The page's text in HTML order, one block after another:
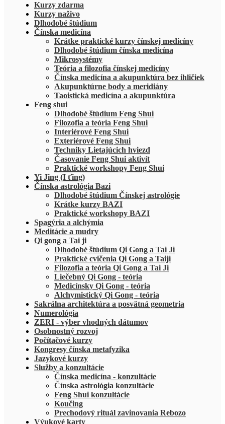
Kurzy zdarma
Kurzy naživo
Dlhodobé štúdium
Čínska medicína
Krátke praktické kurzy čínskej medicíny
Dlhodobé štúdium čínska medicína
Mikrosystémy
Teória a filozofia čínskej medicíny
Čínska medicína a akupunktúra bez ihličiek
Akupunktúrne body a meridiány
Taoistická medicína a akupunktúra
Feng shui
Dlhodobé štúdium Feng Shui
Filozofia a teória Feng Shui
Interiérové Feng Shui
Exteriérové Feng Shui
Techniky Lietajúcich hviezd
Časovanie Feng Shui aktivít
Praktické workshopy Feng Shui
Yi Jing (I ťing)
Čínska astrológia Bazi
Dlhodobé štúdium Čínskej astrológie
Krátke kurzy BAZI
Praktické workshopy BAZI
Spagýria a alchýmia
Meditácie a mudry
Qi gong a Tai ji
Dlhodobé štúdium Qi Gong a Tai Ji
Praktické cvičenia Qi Gong a Taiji
Filozofia a teória Qi Gong a Tai Ji
Liečebný Qi Gong - teória
Medicínsky Qi Gong - teória
Alchymistický Qi Gong - teória
Sakrálna architektúra a posvätná geometria
Numerológia
ZERI - výber vhodných dátumov
Osobnostný rozvoj
Počítačové kurzy
Kongresy čínska metafyzika
Jazykové kurzy
Služby a konzultácie
Čínska medicína - konzultácie
Čínska astrológia konzultácie
Feng Shui konzultácie
Koučing
Prechodový rituál zavinovania Rebozo
Výukové karty